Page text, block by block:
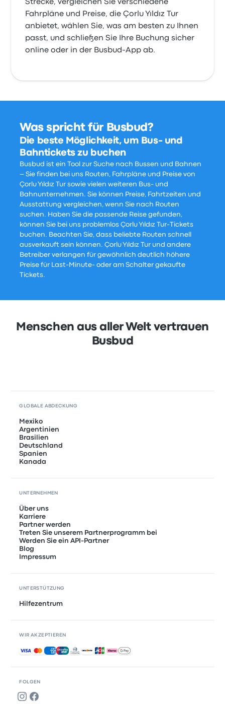
Strecke, vergleichen Sie verschiedene
Fahrpläne und Preise, die Çorlu Yıldız Tur
anbietet, wählen Sie, was am besten zu Ihnen
passt, und schließen Sie Ihre Buchung sicher
online oder in der Busbud-App ab.
Was spricht für Busbud?
Die beste Möglichkeit, um Bus- und
Bahntickets zu buchen
Busbud ist ein Tool zur Suche nach Bussen und Bahnen
– Sie finden bei uns Routen, Fahrpläne und Preise von
Çorlu Yıldız Tur sowie vielen weiteren Bus- und
Bahnunternehmen. Sie können Preise, Fahrtzeiten und
Ausstattung vergleichen, wenn Sie nach Routen
suchen. Haben Sie die passende Reise gefunden,
können Sie bei uns problemlos Çorlu Yıldız Tur-Tickets
buchen. Beachten Sie, dass beliebte Routen schnell
ausverkauft sein können. Çorlu Yıldız Tur und andere
Betreiber verlangen für gewöhnlich deutlich höhere
Preise für Last-Minute- oder am Schalter gekaufte
Tickets.
Menschen aus aller Welt vertrauen
Busbud
FOLGEN
GLOBALE ABDECKUNG
Mexiko
Argentinien
Brasilien
Deutschland
Spanien
Kanada
UNTERNEHMEN
Über uns
Karriere
Partner werden
Treten Sie unserem Partnerprogramm bei
Werden Sie ein API-Partner
Blog
Impressum
UNTERSTÜTZUNG
Hilfezentrum
WIR AKZEPTIEREN
Akzeptierte Zahlungsmethoden